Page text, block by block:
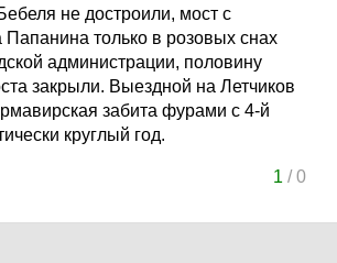
не достроили, мост с
только в розовых снах
администрации, половину
закрыли. Выездной на Летчиков
забита фурами с 4-й
круглый год.
1 /0